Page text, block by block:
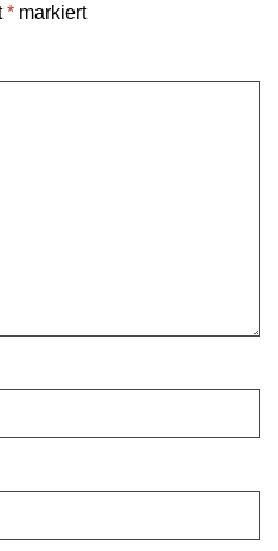
* markiert